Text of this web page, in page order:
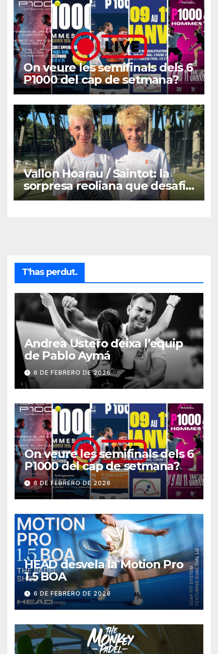
On veure les semifinals dels 6
P1000 del cap de setmana?
Vallon Hoarau / Saintot: la
sorpresa reoliana que desafia
la cap de sèrie 1
T'has perdut.
Andrea Ustero deixa l’equip
de Pablo Aymá
6 DE FEBRERO DE 2026
On veure les semifinals dels 6
P1000 del cap de setmana?
6 DE FEBRERO DE 2026
HEAD desvela la Motion Pro
1.5 BOA
6 DE FEBRERO DE 2026